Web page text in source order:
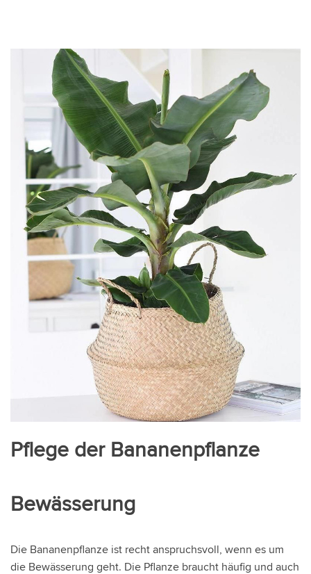
Pflege der Bananenpflanze
Bewässerung
Die Bananenpflanze ist recht anspruchsvoll, wenn es um
die Bewässerung geht. Die Pflanze braucht häufig und auch